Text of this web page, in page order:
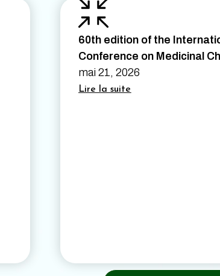
60th edition of the
Conference on Medicinal
mai 21, 2026
Lire la suite